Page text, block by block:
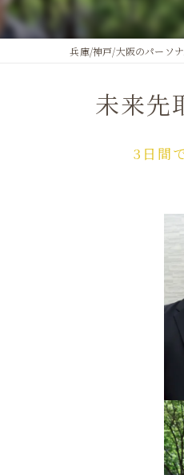
兵庫/神戸/大阪のパーソ
未来先
3日間